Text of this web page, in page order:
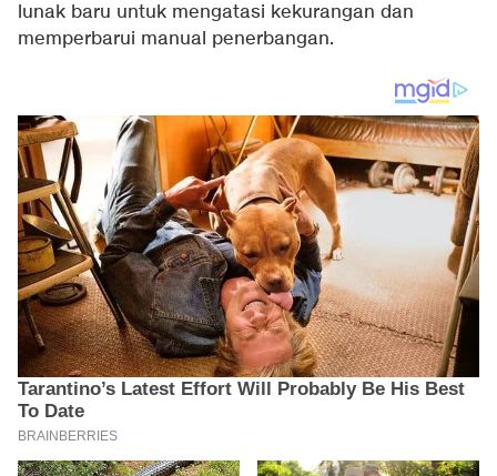
lunak baru untuk mengatasi kekurangan dan
memperbarui manual penerbangan.